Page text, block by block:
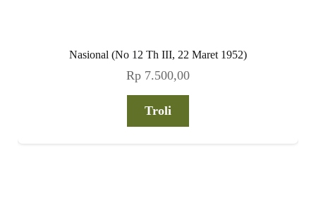
Nasional (No 12 Th III, 22 Maret 1952)
Rp 7.500,00
Troli